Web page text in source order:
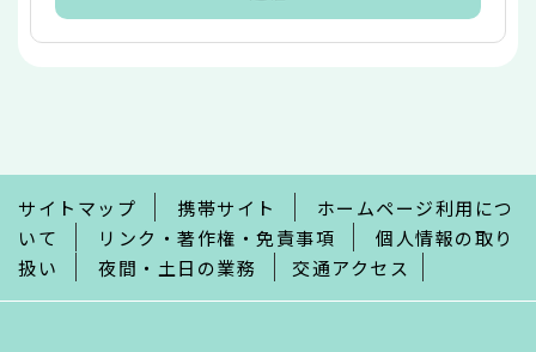
で
サイトマップ 携帯サイト
ホームページ利用につ
いて
リンク・著作権・免責事項
個人情報の取り
扱い
夜間・土日の業務 交通アクセス